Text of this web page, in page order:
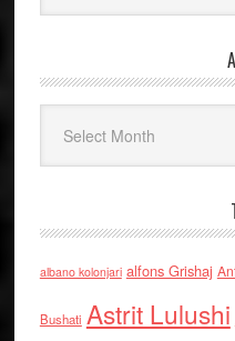
albano kolonjari alfons Grishaj
Bushati Astrit Lulushi